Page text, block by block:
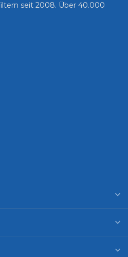
seit 2008. Über 40.000